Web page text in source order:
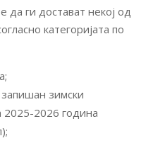
да ги достават некој од
категоријата по
зимски
2025-2026 година